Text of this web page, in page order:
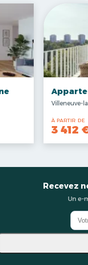
Villeneuve-
À PARTIR DE
3 412
Recevez
Un e-